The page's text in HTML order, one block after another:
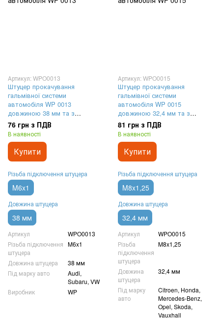
Артикул: WPO0013
Штуцер прокачування
гальмівної системи
автомобіля WP 0013
довжиною 38 мм та з
різьбленням M6x1
76 грн з ПДВ
В наявності
Купити
Різьба підключення штуцера
M6x1
Довжина штуцера
38 мм
Артикул
WPO0013
Різьба підключення
штуцера
M6x1
Довжина штуцера
38 мм
Під марку авто
Audi,
Subaru, VW
Виробник
WP
Артикул: WPO0015
Штуцер прокачування
гальмівної системи
автомобіля WP 0015
довжиною 32,4 мм та з
різьбленням M8x1,25
81 грн з ПДВ
В наявності
Купити
Різьба підключення штуцера
M8x1,25
Довжина штуцера
32,4 мм
Артикул
WPO0015
Різьба
підключення
штуцера
M8x1,25
Довжина
штуцера
32,4 мм
Під марку
авто
Citroen, Honda,
Mercedes-Benz,
Opel, Skoda,
Vauxhall